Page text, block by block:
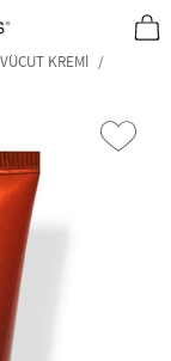
Detayları
VÜCUT KREMI